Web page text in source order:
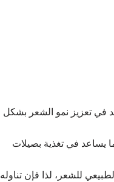
في تعزيز نمو الشعر بشكل
يساعد في تغذية بصيلات
للشعر، لذا فإن تناوله